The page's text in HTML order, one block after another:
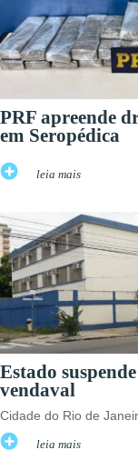
PRF apreende
em Seropédica
leia mais
Estado
vendaval
Cidade do Rio de
leia mais